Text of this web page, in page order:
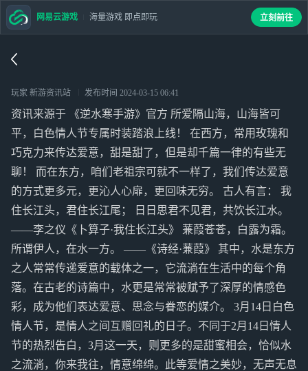
玩家 新游资讯站 发布时间 2024-03-15 06:41
资讯来源于 《逆水寒手游》官方 所爱隔山海，山海皆可
平，白色情人节专属时装踏浪上线！ 在西方，常用玫瑰和
巧克力来传达爱意，甜是甜了，但是却千篇一律的有些无
聊！ 而在东方，咱们老祖宗可就不一样了，我们传达爱意
的方式更多元，更沁人心扉，更回味无穷。 古人有言： 我
住长江头，君住长江尾； 日日思君不见君，共饮长江水。
——李之仪《卜算子·我住长江头》 蒹葭苍苍，白露为霜。
所谓伊人，在水一方。 ——《诗经·蒹葭》 其中，水是东方
之人常常传递爱意的载体之一，它流淌在生活中的每个角
落。在古老的诗篇中，水更是常常被赋予了深厚的情感色
彩，成为他们表达爱意、思念与眷恋的媒介。 3月14日白色
情人节，是情人之间互赠回礼的日子。不同于2月14日情人
节的热烈告白，3月这一天，则更多的是甜蜜相会，恰似水
之流淌，你来我往，情意绵绵。此等爱情之美妙，无声无息
网易云游戏 海量游戏 即点即玩 立刻前往